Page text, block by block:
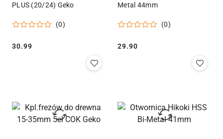
PLUS (20/24) Geko
(0)
Cena:
30.99
Metal 44mm
(0)
Cena:
29.90